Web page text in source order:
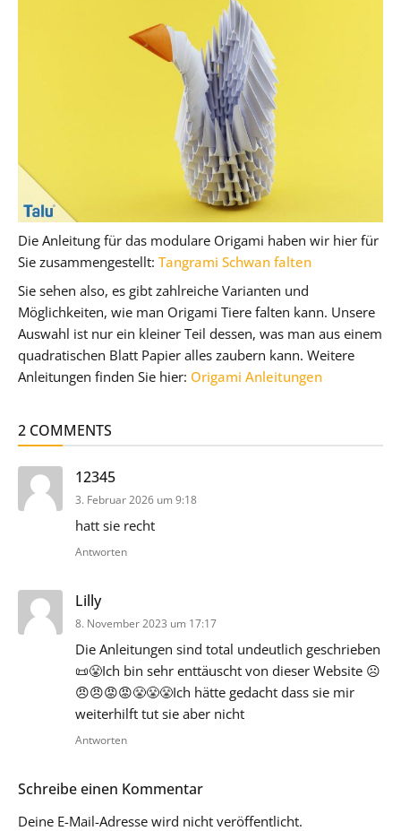
Die Anleitung für das modulare Origami haben wir hier für
Sie zusammengestellt: Tangrami Schwan falten
Sie sehen also, es gibt zahlreiche Varianten und
Möglichkeiten, wie man Origami Tiere falten kann. Unsere
Auswahl ist nur ein kleiner Teil dessen, was man aus einem
quadratischen Blatt Papier alles zaubern kann. Weitere
Anleitungen finden Sie hier: Origami Anleitungen
2 COMMENTS
12345
3. Februar 2026 um 9:18
hatt sie recht
Antworten
Lilly
8. November 2023 um 17:17
Die Anleitungen sind total undeutlich geschrieben
📜😤Ich bin sehr enttäuscht von dieser Website ☹️
😠😠😡😡😤😤😤Ich hätte gedacht dass sie mir
weiterhilft tut sie aber nicht
Antworten
Schreibe einen Kommentar
Deine E-Mail-Adresse wird nicht veröffentlicht.